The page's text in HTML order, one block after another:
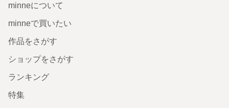
minneについて
minneで買いたい
作品をさがす
ショップをさがす
ランキング
特集